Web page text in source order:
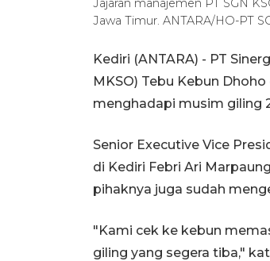
Jajaran manajemen PT SGN
Jawa Timur. ANTARA/HO-PT
Kediri (ANTARA) - PT
MKSO) Tebu Kebun
menghadapi musim giling
Senior Executive Vice
di Kediri Febri Ari
pihaknya juga sudah
"Kami cek ke kebun
giling yang segera tiba,"